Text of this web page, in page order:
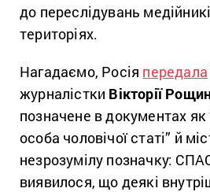
до переслідувань
територіях.
Нагадаємо, Росія передала
журналістки Вікторії
позначене в документах
особа чоловічої статі” й
незрозумілу позначку:
виявилося, що деякі